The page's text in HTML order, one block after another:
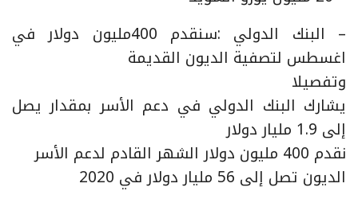
– البنك الدولي :سنقدم 400مليون دولار في
اغسطس لتصفية الديون القديمة
وتفصيلا
يشارك البنك الدولي في دعم الأسر بمقدار يصل
إلى 1.9 مليار دولار
نقدم 400 مليون دولار الشهر القادم لدعم الأسر
الديون تصل إلى 56 مليار دولار في 2020